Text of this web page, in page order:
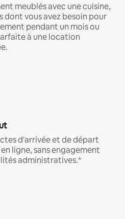
meublés avec une cuisine,
dont vous avez besoin pour
pendant un mois ou
à une location
d'arrivée et de départ
ligne, sans engagement
administratives.*